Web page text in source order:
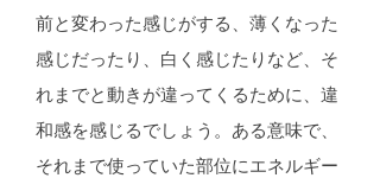
前と変わった感じがする、薄くなった
感じだったり、白く感じたりなど、そ
れまでと動きが違ってくるために、違
和感を感じるでしょう。ある意味で、
それまで使っていた部位にエネルギー